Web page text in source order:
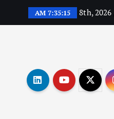
7:35:16 AM